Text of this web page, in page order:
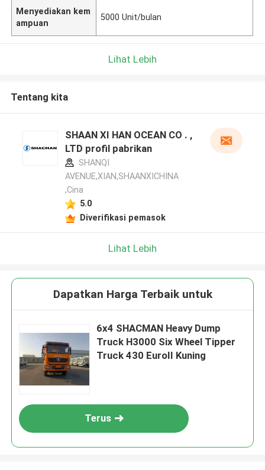
Menyediakan kem
ampuan
5000 Unit/bulan
Lihat Lebih
Tentang kita
SHAAN XI HAN OCEAN CO . ,
LTD profil pabrikan
SHANQI
AVENUE,XIAN,SHAANXICHINA
,Cina
5.0
Diverifikasi pemasok
Lihat Lebih
Dapatkan Harga Terbaik untuk
6x4 SHACMAN Heavy Dump
Truck H3000 Six Wheel Tipper
Truck 430 EuroII Kuning
Terus